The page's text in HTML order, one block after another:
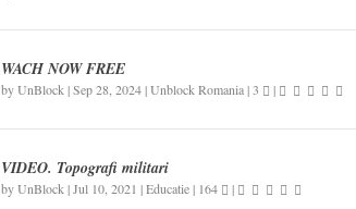
WACH NOW FREE
byUnBlock |Sep 28, 2024|Unblock Romania|3 |
VIDEO. Topografi militari
byUnBlock |Jul 10, 2021 |Educatie| 164 |